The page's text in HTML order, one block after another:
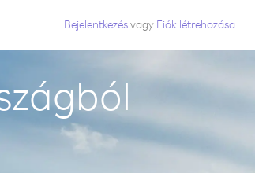
Bejelentkezésvagy Fiók létrehozása